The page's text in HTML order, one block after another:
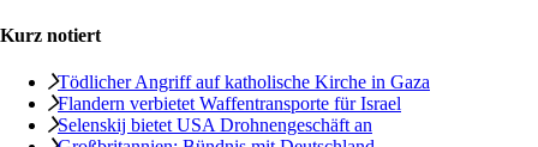
Kurz notiert
Tödlicher Angriff auf katholische Kirche in Gaza
Flandern verbietet Waffentransporte für Israel
Selenskij bietet USA Drohnengeschäft an